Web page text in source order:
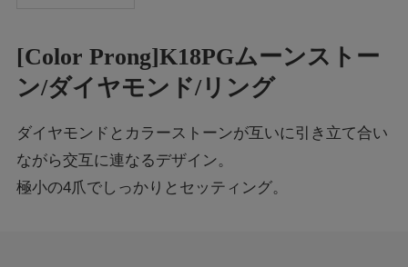
[Color Prong]K18PGムーンストー
ン/ダイヤモンド/リング
ダイヤモンドとカラーストーンが互いに引き立て合い
ながら交互に連なるデザイン。
極小の4爪でしっかりとセッティング。